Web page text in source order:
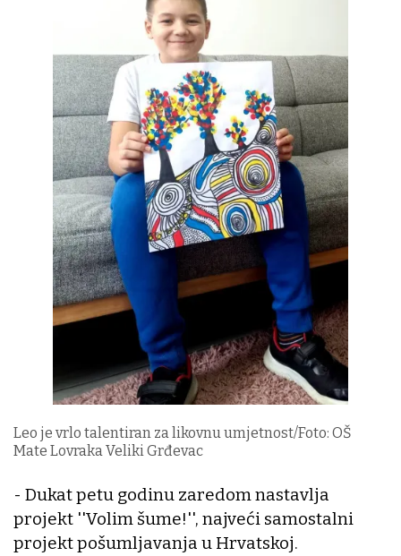
Leo je vrlo talentiran za likovnu umjetnost/Foto: OŠ
Mate Lovraka Veliki Grđevac
- Dukat petu godinu zaredom nastavlja
projekt ''Volim šume!'', najveći samostalni
projekt pošumljavanja u Hrvatskoj.